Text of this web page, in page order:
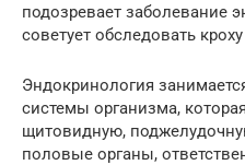
подозревает заболевание
советует обследовать
Эндокринология
системы организма,
щитовидную,
половые органы,